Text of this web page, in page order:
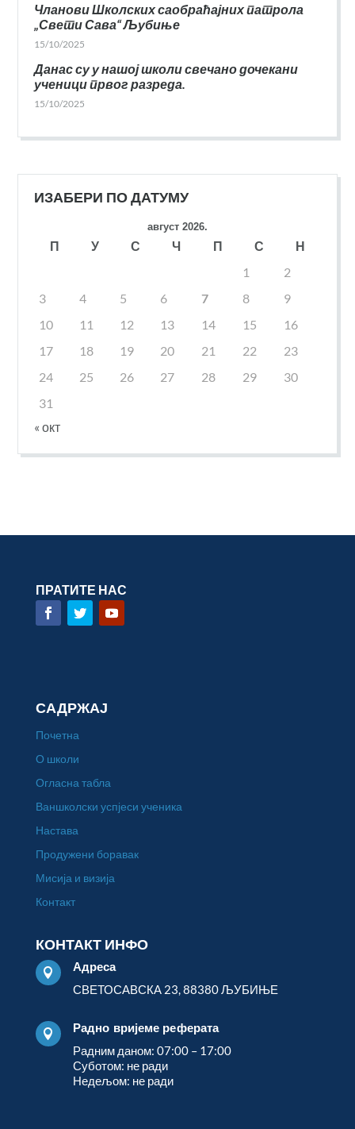
Чланови Школских саобраћајних патрола
„Свети Сава“ Љубиње
15/10/2025
Данас су у нашој школи свечано дочекани
ученици првог разреда.
15/10/2025
ИЗАБЕРИ ПО ДАТУМУ
август 2026.
П У С Ч П С
Н
1
2
3
4 5 6 7 8
9
10
11 12 13 14 15
16
17
18 19 20 21 22
23
24
25 26 27 28 29
30
31
« окт
ПРАТИТЕ НАС
САДРЖАЈ
Почетна
О школи
Огласна табла
Ваншколски успјеси ученика
Настава
Продужени боравак
Мисија и визија
Контакт
КОНТАКТ ИНФО

Адреса
СВЕТОСАВСКА 23, 88380 ЉУБИЊЕ

Радно вријеме реферата
Радним даном: 07:00 – 17:00
Суботом: не ради
Недељом: не ради